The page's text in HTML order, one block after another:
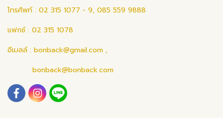
โทรศัพท์ : 02 315 1077 - 9, 085 559 9888
แฟกซ์ : 02 315 1078
อีเมลล์ : bonback@gmail.com ,
bonback@bonback.com